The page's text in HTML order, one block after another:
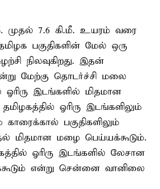
முதல் 7.6 கி.மீ. உயரம் வரை
பகுதிகளின் மேல் ஒரு
நிலவுகிறது. இதன்
மேற்கு தொடர்ச்சி மலை
இடங்களில் மிதமான
ஓரிரு இடங்களிலும்
காரைக்கால் பகுதிகளிலும்
மிதமான மழை பெய்யக்கூடும்.
ஓரிரு இடங்களில் லேசான
என்று சென்னை வானிலை